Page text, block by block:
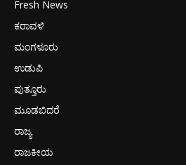
Fresh News
ಕರಾವಳಿ
ಮಂಗಳೂರು
ಉಡುಪಿ
ಪುತ್ತೂರು
ಮೂಡಬಿದರೆ
ರಾಜ್ಯ
ರಾಜಕೀಯ